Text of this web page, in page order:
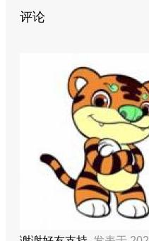
评论